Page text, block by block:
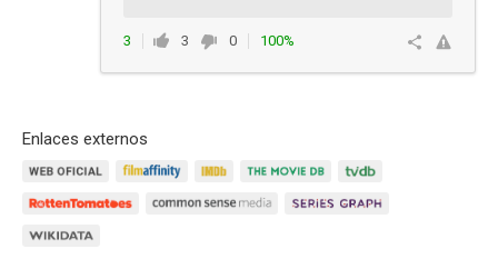
3 3 0
100%
Enlaces externos